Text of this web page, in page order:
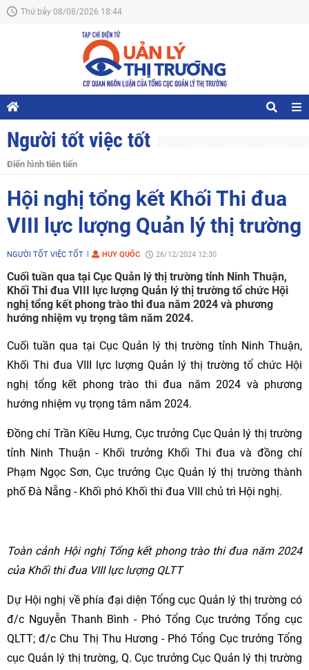
Thứ bảy 08/08/2026 18:44
Người tốt việc tốt
Điển hình tiên tiến
Hội nghị tổng kết Khối Thi đua
VIII lực lượng Quản lý thị trường
NGƯỜI TỐT VIỆC TỐT HUY QUỐC 26/12/2024 12:30
Cuối tuần qua tại Cục Quản lý thị trường tỉnh Ninh Thuận,
Khối Thi đua VIII lực lượng Quản lý thị trường tổ chức Hội
nghị tổng kết phong trào thi đua năm 2024 và phương
hướng nhiệm vụ trọng tâm năm 2024.
Cuối tuần qua tại Cục Quản lý thị trường tỉnh Ninh Thuận,
Khối Thi đua VIII lực lượng Quản lý thị trường tổ chức Hội
nghị tổng kết phong trào thi đua năm 2024 và phương
hướng nhiệm vụ trọng tâm năm 2024.
Đồng chí Trần Kiều Hưng, Cục trưởng Cục Quản lý thị trường
tỉnh Ninh Thuận - Khối trưởng Khối Thi đua và đồng chí
Phạm Ngọc Sơn, Cục trưởng Cục Quản lý thị trường thành
phố Đà Nẵng - Khối phó Khối thi đua VIII chủ trì Hội nghị.
Toàn cảnh Hội nghị Tổng kết phong trào thi đua năm 2024
của Khối thi đua VIII lực lượng QLTT
Dự Hội nghị về phía đại diện Tổng cục Quản lý thị trường có
đ/c Nguyễn Thanh Bình - Phó Tổng Cục trưởng Tổng cục
QLTT; đ/c Chu Thị Thu Hương - Phó Tổng Cục trưởng Tổng
cục Quản lý thị trường, Q. Cục trưởng Cục Quản lý thị trường